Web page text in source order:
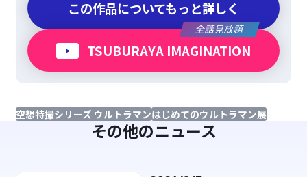
この作品についてもっと詳しく
全話見放題
TSUBURAYA IMAGINATION
空想特撮シリーズ ウルトラマンはじめてのウルトラマン展
その他のニュース